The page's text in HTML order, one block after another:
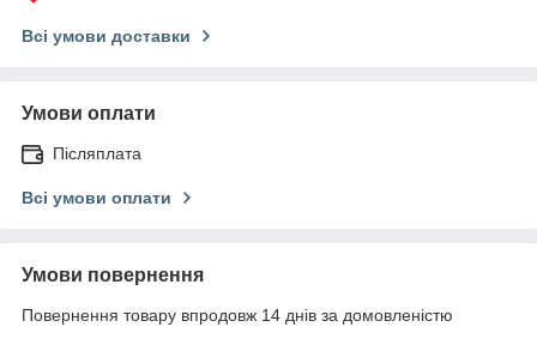
Всі умови доставки
Умови оплати
Післяплата
Всі умови оплати
Умови повернення
Повернення товару впродовж 14 днів за домовленістю